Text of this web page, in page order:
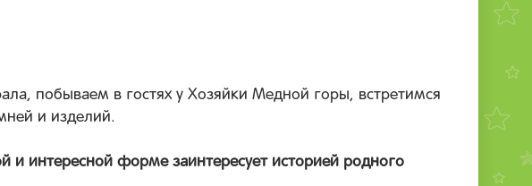
побываем в гостях у Хозяйки Медной горы, встретимся
и изделий.
и интересной форме заинтересует историей родного